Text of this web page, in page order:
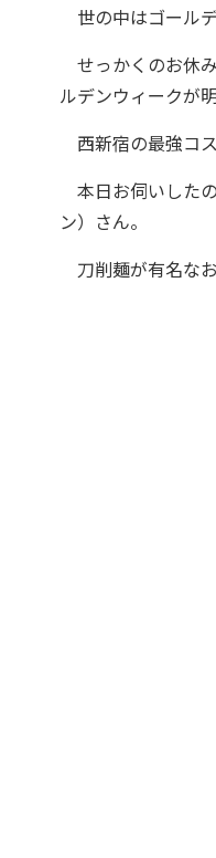
世の中はゴール
せっかくのお休
ルデンウィークが
西新宿の最強コ
本日お伺いした
ン）さん。
刀削麺が有名なお